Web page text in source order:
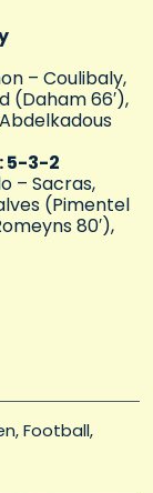
– Coulibaly,
(Daham 66′),
5-3-2
– Sacras,
(Pimentel
80′),
Football